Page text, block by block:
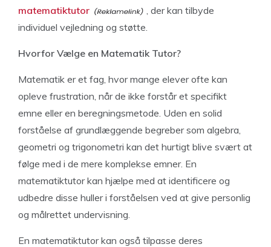
matematiktutor
, der kan tilbyde
individuel vejledning og støtte.
Hvorfor Vælge en Matematik Tutor?
Matematik er et fag, hvor mange elever ofte kan
opleve frustration, når de ikke forstår et specifikt
emne eller en beregningsmetode. Uden en solid
forståelse af grundlæggende begreber som algebra,
geometri og trigonometri kan det hurtigt blive svært at
følge med i de mere komplekse emner. En
matematiktutor kan hjælpe med at identificere og
udbedre disse huller i forståelsen ved at give personlig
og målrettet undervisning.
En matematiktutor kan også tilpasse deres